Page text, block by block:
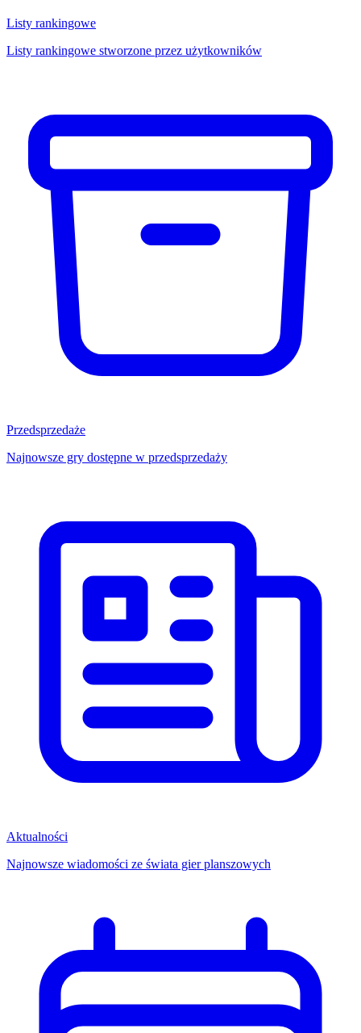
Listy rankingowe
Listy rankingowe stworzone przez użytkowników
Przedsprzedaże
Najnowsze gry dostępne w przedsprzedaży
Aktualności
Najnowsze wiadomości ze świata gier planszowych